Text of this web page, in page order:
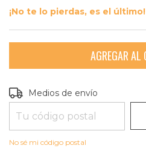
¡No te lo pierdas, es el último!
Entregas para el CP:
Medios de envío
No sé mi código postal